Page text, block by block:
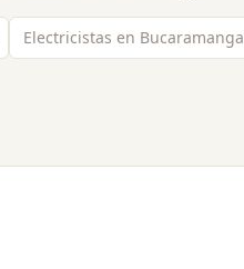
Electricistas en Bucaramanga